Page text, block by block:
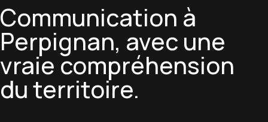
Communication à
Perpignan, avec une
vraie compréhension
du territoire.